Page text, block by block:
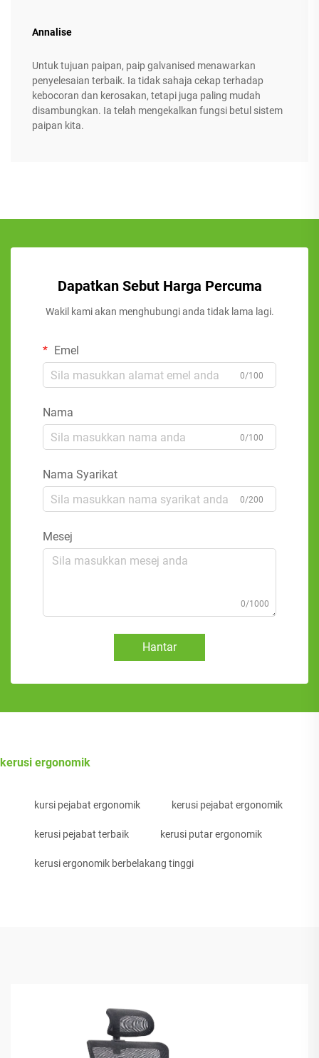
Annalise
Untuk tujuan paipan, paip galvanised menawarkan
penyelesaian terbaik. Ia tidak sahaja cekap terhadap
kebocoran dan kerosakan, tetapi juga paling mudah
disambungkan. Ia telah mengekalkan fungsi betul sistem
paipan kita.
Dapatkan Sebut Harga Percuma
Wakil kami akan menghubungi anda tidak lama lagi.
Emel
0/100
Nama
0/100
Nama Syarikat
0/200
Mesej
0/1000
Hantar
kerusi ergonomik
kursi pejabat ergonomik kerusi pejabat ergonomik
kerusi pejabat terbaik kerusi putar ergonomik
kerusi ergonomik berbelakang tinggi